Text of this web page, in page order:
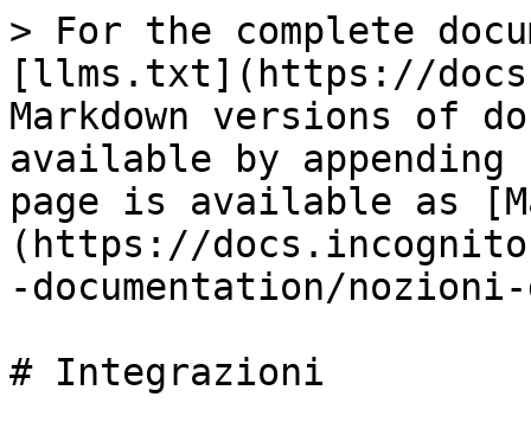
> For the complete
[llms.txt](https://
Markdown versions of
available by
page is available as
(https://
-documentation/
# Integrazioni